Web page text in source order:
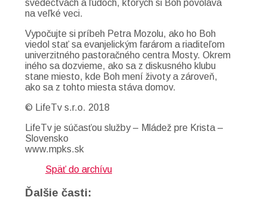
svedectvách a ľudoch, ktorých si Boh povoláva
na veľké veci.
Vypočujte si príbeh Petra Mozolu, ako ho Boh
viedol stať sa evanjelickým farárom a riaditeľom
univerzitného pastoračného centra Mosty. Okrem
iného sa dozvieme, ako sa z diskusného klubu
stane miesto, kde Boh mení životy a zároveň,
ako sa z tohto miesta stáva domov.
© LifeTv s.r.o. 2018
LifeTv je súčasťou služby – Mládež pre Krista –
Slovensko
www.mpks.sk
Späť do archívu
Ďalšie časti: